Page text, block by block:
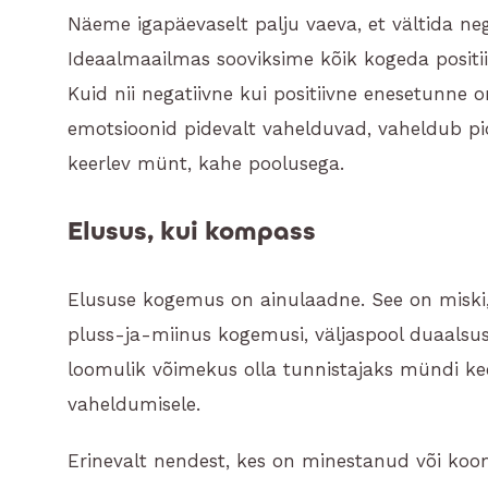
Näeme igapäevaselt palju vaeva, et vältida
Ideaalmaailmas sooviksime kõik kogeda
Kuid nii negatiivne kui positiivne enesetunne
emotsioonid pidevalt vahelduvad, vaheldub
keerlev münt, kahe poolusega.
Elusus, kui kompass
Elususe kogemus on ainulaadne. See on
pluss-ja-miinus kogemusi, väljaspool
loomulik võimekus olla tunnistajaks mündi
vaheldumisele.
Erinevalt nendest, kes on minestanud või